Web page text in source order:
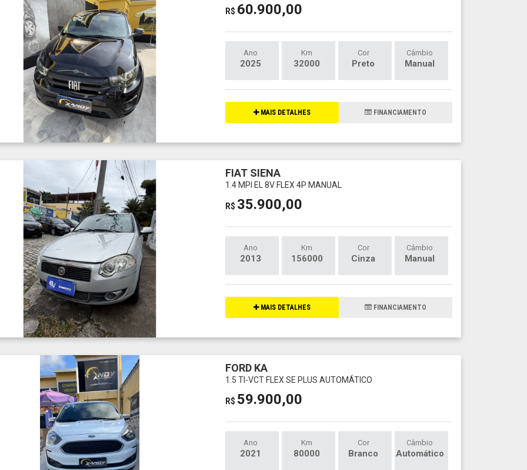
R$ 60.900,00
Ano
2025
Km
32000
Cor
Preto
Câmbio
Manual
MAIS DETALHES FINANCIAMENTO
FIAT SIENA
1.4 MPI EL 8V FLEX 4P MANUAL
R$ 35.900,00
Ano
2013
Km
156000
Cor
Cinza
Câmbio
Manual
MAIS DETALHES FINANCIAMENTO
FORD KA
1.5 TI-VCT FLEX SE PLUS AUTOMÁTICO
R$ 59.900,00
Ano
2021
Km
80000
Cor
Branco
Câmbio
Automático